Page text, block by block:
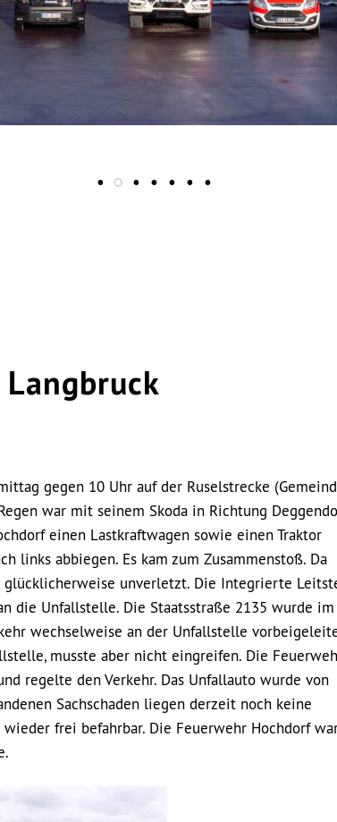
gegen 10 Uhr auf der Ruselstrecke
war mit seinem Skoda in Richtung
einen Lastkraftwagen sowie einen Traktor
links abbiegen. Es kam zum Zusammenstoß. Da
glücklicherweise unverletzt. Die Integrierte
die Unfallstelle. Die Staatsstraße 2135 wurde im
wechselweise an der Unfallstelle
musste aber nicht eingreifen. Die
regelte den Verkehr. Das Unfallauto wurde von
Sachschaden liegen derzeit noch keine
frei befahrbar. Die Feuerwehr Hochdorf